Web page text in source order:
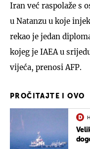
Iran već raspolaže s
u Natanzu u koje
rekao je jedan
kojeg je IAEA u
vijeća, prenosi AFP.
PROČITAJTE I OVO